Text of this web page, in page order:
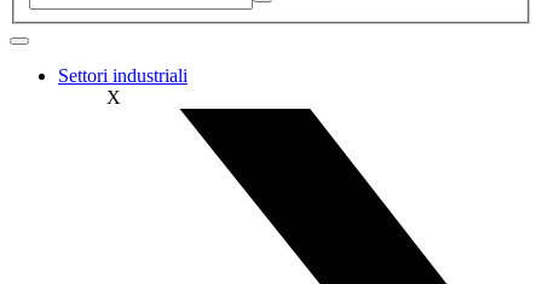
Settori industriali
X